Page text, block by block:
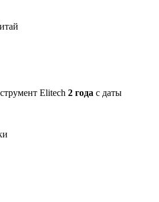
Elitech 2 года с даты